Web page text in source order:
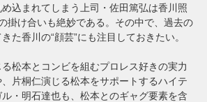
込まれてしまう上司・佐田篤弘は香川照
掛け合いも絶妙である。その中で、過去の
た香川の“顔芸”にも注目しておきたい。
松本とコンビを組むプロレス好きの実力
片桐仁演じる松本をサポートするハイテ
・明石達也も、松本とのギャグ要素を含